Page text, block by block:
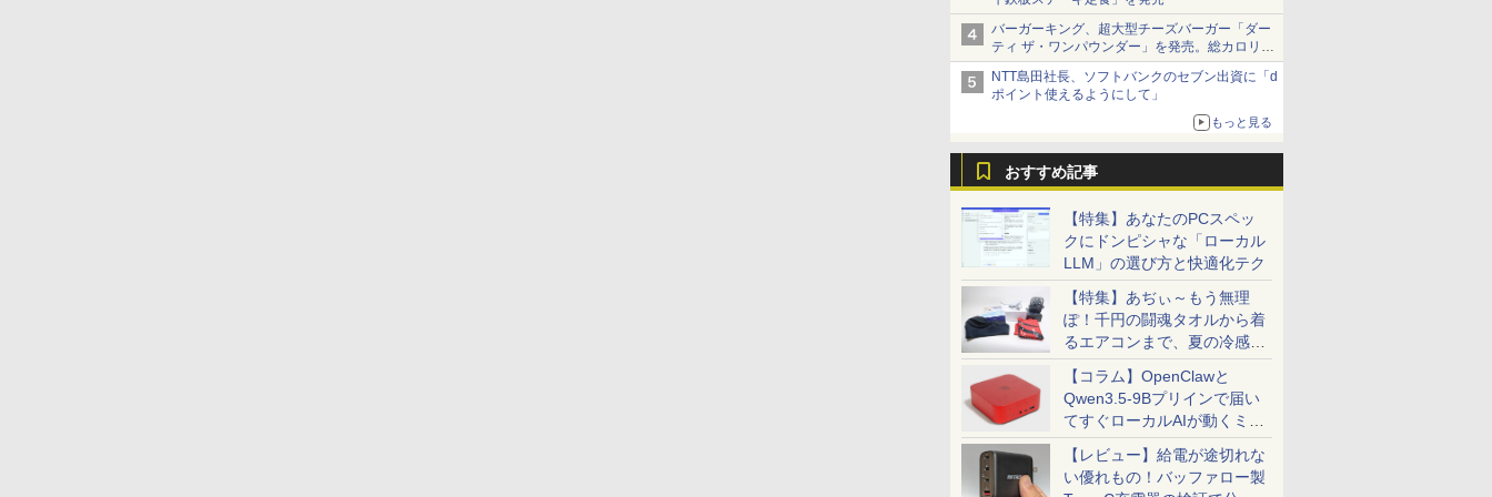
バーガーキング、超大型チーズバーガー「ダー
ティ ザ・ワンパウンダー」を発売。総カロリー
約1656kcal、総重量約527g！
NTT島田社長、ソフトバンクのセブン出資に「d
ポイント使えるようにして」
もっと見る
おすすめ記事
【特集】あなたのPCスペッ
クにドンピシャな「ローカル
LLM」の選び方と快適化テク
【特集】あぢぃ～もう無理
ぽ！千円の闘魂タオルから着
るエアコンまで、夏の冷感グ
ッズ一挙紹介
【コラム】OpenClawと
Qwen3.5-9Bプリインで届い
てすぐローカルAIが動くミニ
PC「SER9 Pro」
【レビュー】給電が途切れな
い優れもの！バッファロー製